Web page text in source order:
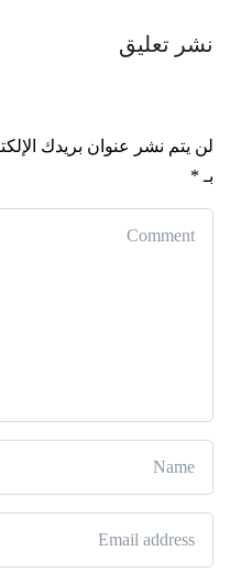
نشر تعليق
لن يتم نشر عنوان بريدك
بـ *